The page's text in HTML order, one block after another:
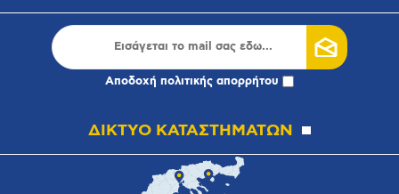
Αποδοχή πολιτικής απορρήτου
ΔΙΚΤΥΟ ΚΑΤΑΣΤΗΜΑΤΩΝ